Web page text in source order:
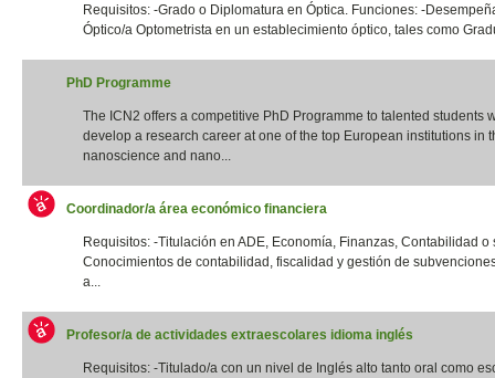
Requisitos: -Grado o Diplomatura en Óptica. Funciones: -
Óptico/a Optometrista en un establecimiento óptico, tales como
PhD Programme
The ICN2 offers a competitive PhD Programme to talented students
develop a research career at one of the top European institutions in
nanoscience and nano...
Coordinador/a área económico financiera
Requisitos: -Titulación en ADE, Economía, Finanzas, Contabilidad o
Conocimientos de contabilidad, fiscalidad y gestión de
a...
Profesor/a de actividades extraescolares idioma inglés
Requisitos: -Titulado/a con un nivel de Inglés alto tanto oral como